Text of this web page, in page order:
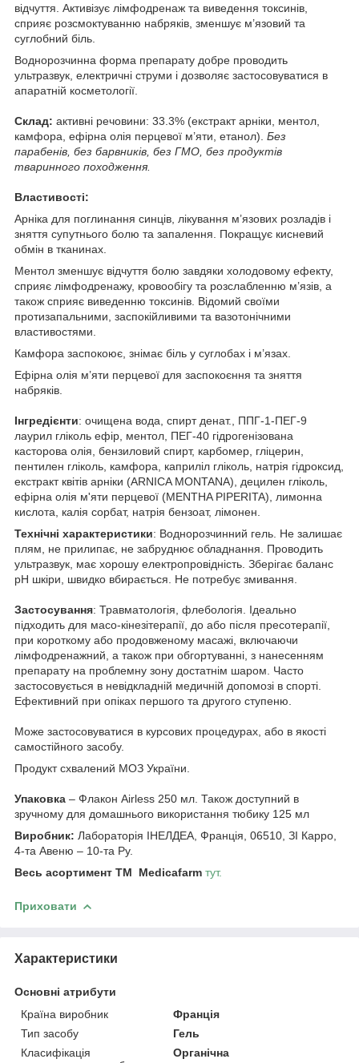
відчуття. Активізує лімфодренаж та виведення токсинів,
сприяє розсмоктуванню набряків, зменшує м’язовий та
суглобний біль.
Воднорозчинна форма препарату добре проводить
ультразвук, електричні струми і дозволяє застосовуватися в
апаратній косметології.
Склад: активні речовини: 33.3% (екстракт арніки, ментол,
камфора, ефірна олія перцевої м’яти, етанол). Без
парабенів, без барвників, без ГМО, без продуктів
тваринного походження.
Властивості:
Арніка для поглинання синців, лікування м’язових розладів і
зняття супутнього болю та запалення. Покращує кисневий
обмін в тканинах.
Ментол зменшує відчуття болю завдяки холодовому ефекту,
сприяє лімфодренажу, кровообігу та розслабленню м’язів, а
також сприяє виведенню токсинів. Відомий своїми
протизапальними, заспокійливими та вазотонічними
властивостями.
Камфора заспокоює, знімає біль у суглобах і м’язах.
Ефірна олія м’яти перцевої для заспокоєння та зняття
набряків.
Інгредієнти: очищена вода, спирт денат., ППГ-1-ПЕГ-9
лаурил гліколь ефір, ментол, ПЕГ-40 гідрогенізована
касторова олія, бензиловий спирт, карбомер, гліцерин,
пентилен гліколь, камфора, каприліл гліколь, натрія гідроксид,
екстракт квітів арніки (ARNICA MONTANA), децилен гліколь,
ефірна олія м'яти перцевої (MENTHA PIPERITA), лимонна
кислота, калія сорбат, натрія бензоат, лімонен.
Технічні характеристики: Воднорозчинний гель. Не залишає
плям, не прилипає, не забруднює обладнання. Проводить
ультразвук, має хорошу електропровідність. Зберігає баланс
рН шкіри, швидко вбирається. Не потребує змивання.
Застосування: Травматологія, флебологія. Ідеально
підходить для масо-кінезітерапії, до або після пресотерапії,
при короткому або продовженому масажі, включаючи
лімфодренажний, а також при обгортуванні, з нанесенням
препарату на проблемну зону достатнім шаром. Часто
застосовується в невідкладній медичній допомозі в спорті.
Ефективний при опіках першого та другого ступеню.
Може застосовуватися в курсових процедурах, або в якості
самостійного засобу.
Продукт схвалений МОЗ України.
Упаковка – Флакон Airless 250 мл. Також доступний в
зручному для домашнього використання тюбику 125 мл
Виробник: Лабораторія ІНЕЛДЕА, Франція, 06510, ЗІ Карро,
4-та Авеню – 10-та Ру.
Весь асортимент ТМ Medicafarm тут.
Приховати
Характеристики
Основні атрибути
Країна виробник
Франція
Тип засобу
Гель
Класифікація
Органічна